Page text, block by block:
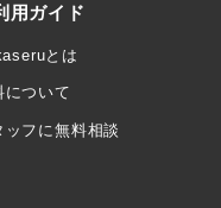
用ガイド
とは
について
ッフに無料相談